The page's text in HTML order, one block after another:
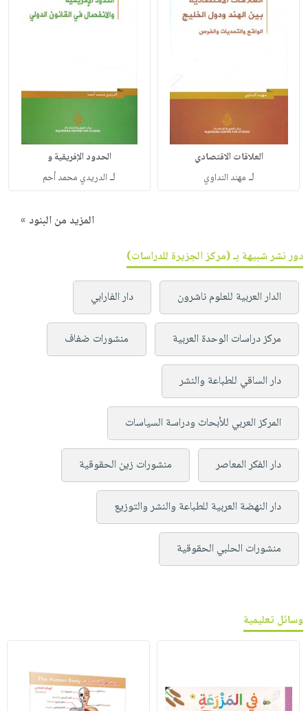
العلاقات الاقتصادي
لـ مهند النداوي
الحدود الإفريقية و
لـ الدريدي محمد أحم
المزيد من البنود »
دور نشر شبيهة بـ (مركز الجزيرة للدراسات)
الدار العربية للعلوم ناشرون دار الفارابي
مركز دراسات الوحدة العربية منشورات ضفاف
دار الساقي للطباعة والنشر
المركز العربي للأبحاث ودراسة السياسات
دار الفكر المعاصر منشورات زين الحقوقية
دار النهضة العربية للطباعة والنشر والتوزيع
منشورات الحلبي الحقوقية
وسائل تعليمية